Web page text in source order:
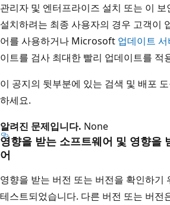
관리자 및 엔터프라이즈 설치 또는 이
설치하려는 최종 사용자의 경우 고객이
어를 사용하거나 Microsoft 업데이트
이트를 검사 최대한 빨리 업데이트를 적
이 공지의 뒷부분에 있는 검색 및 배포
하세요.
알려진 문제입니다. None
영향을 받는 소프트웨어 및 영향을
어
영향을 받는 버전 또는 버전을 확인하기
테스트되었습니다. 다른 버전 또는 버전